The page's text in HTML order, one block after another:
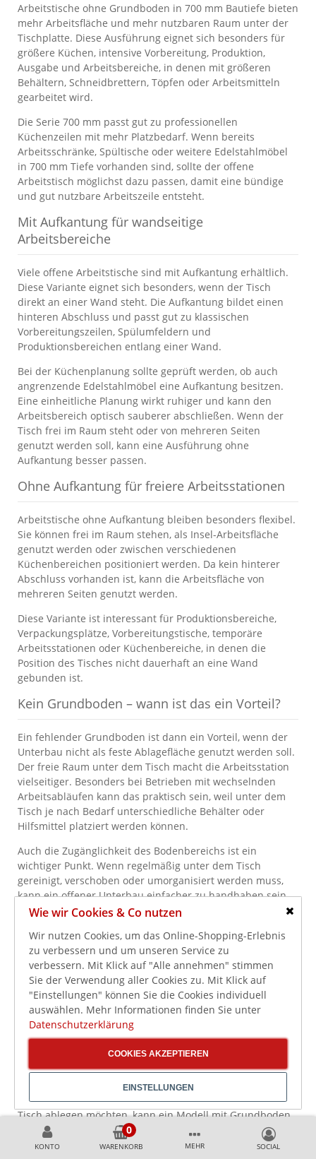
KONTO WARENKORB MEHR
Arbeitstische ohne Grundboden in 700 mm Bautiefe bieten
mehr Arbeitsfläche und mehr nutzbaren Raum unter der
Tischplatte. Diese Ausführung eignet sich besonders für
größere Küchen, intensive Vorbereitung, Produktion,
Ausgabe und Arbeitsbereiche, in denen mit größeren
Behältern, Schneidbrettern, Töpfen oder Arbeitsmitteln
gearbeitet wird.
Die Serie 700 mm passt gut zu professionellen
Küchenzeilen mit mehr Platzbedarf. Wenn bereits
Arbeitsschränke, Spültische oder weitere Edelstahlmöbel
in 700 mm Tiefe vorhanden sind, sollte der offene
Arbeitstisch möglichst dazu passen, damit eine bündige
und gut nutzbare Arbeitszeile entsteht.
Mit Aufkantung für wandseitige
Arbeitsbereiche
Viele offene Arbeitstische sind mit Aufkantung erhältlich.
Diese Variante eignet sich besonders, wenn der Tisch
direkt an einer Wand steht. Die Aufkantung bildet einen
hinteren Abschluss und passt gut zu klassischen
Vorbereitungszeilen, Spülumfeldern und
Produktionsbereichen entlang einer Wand.
Bei der Küchenplanung sollte geprüft werden, ob auch
angrenzende Edelstahlmöbel eine Aufkantung besitzen.
Eine einheitliche Planung wirkt ruhiger und kann den
Arbeitsbereich optisch sauberer abschließen. Wenn der
Tisch frei im Raum steht oder von mehreren Seiten
genutzt werden soll, kann eine Ausführung ohne
Aufkantung besser passen.
Ohne Aufkantung für freiere Arbeitsstationen
Arbeitstische ohne Aufkantung bleiben besonders flexibel.
Sie können frei im Raum stehen, als Insel-Arbeitsfläche
genutzt werden oder zwischen verschiedenen
Küchenbereichen positioniert werden. Da kein hinterer
Abschluss vorhanden ist, kann die Arbeitsfläche von
mehreren Seiten genutzt werden.
Diese Variante ist interessant für Produktionsbereiche,
Verpackungsplätze, Vorbereitungstische, temporäre
Arbeitsstationen oder Küchenbereiche, in denen die
Position des Tisches nicht dauerhaft an eine Wand
gebunden ist.
Kein Grundboden – wann ist das ein Vorteil?
Ein fehlender Grundboden ist dann ein Vorteil, wenn der
Unterbau nicht als feste Ablagefläche genutzt werden soll.
Der freie Raum unter dem Tisch macht die Arbeitsstation
vielseitiger. Besonders bei Betrieben mit wechselnden
Arbeitsabläufen kann das praktisch sein, weil unter dem
Tisch je nach Bedarf unterschiedliche Behälter oder
Hilfsmittel platziert werden können.
Auch die Zugänglichkeit des Bodenbereichs ist ein
wichtiger Punkt. Wenn regelmäßig unter dem Tisch
gereinigt, verschoben oder umorganisiert werden muss,
kann ein offener Unterbau einfacher zu handhaben sein.
Gleichzeitig sollte beachtet werden, dass ohne
ist.
Wann ist ein Arbeitstisch mit Grundboden
besser?
Ein Arbeitstisch mit Grundboden ist sinnvoll, wenn unter
der Arbeitsfläche dauerhaft Töpfe, Schüsseln, Behälter,
werden sollen. Der Grundboden schafft eine feste Ablage
und nutzt den Unterbau als Stauraum.
Wenn Sie also regelmäßig Gegenstände direkt unter dem
Tisch ablegen möchten, kann ein Modell mit Grundboden
besser passen. Wenn Sie dagegen freie Stellfläche, mobile
Behälter oder maximale Flexibilität im Unterbau benötigen,
Wie wir Cookies & Co nutzen
Wir nutzen Cookies, um das Online-Shopping-Erlebnis
zu verbessern und um unseren Service zu
verbessern. Mit Klick auf "Alle annehmen" stimmen
Sie der Verwendung aller Cookies zu. Mit Klick auf
"Einstellungen" können Sie die Cookies individuell
auswählen. Mehr Informationen finden Sie unter
Datenschutzerklärung
COOKIES AKZEPTIEREN
EINSTELLUNGEN